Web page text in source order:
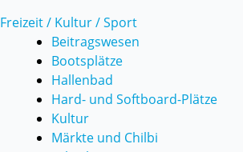
Freizeit / Kultur / Sport
Beitragswesen
Bootsplätze
Hallenbad
Hard- und Softboard-Plätze
Kultur
Märkte und Chilbi